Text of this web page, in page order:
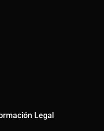
Legal